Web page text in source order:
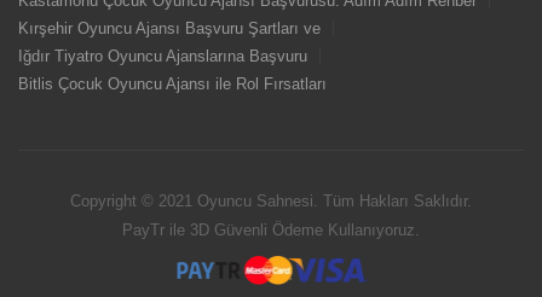
Kırşehir Oyuncu Ajansı Başvuru Şartları ve
Iğdır Tiyatro Oyuncu Ajanslarına Başvuru
Bitlis Çocuk Oyuncu Ajansı ile Rol Fırsatları
Copyright © 2021 Oyuncu Sahnesi. Tüm Hakları Saklıdır.
PayTr ile 3D Güvenli Ödeme Kullanıyoruz.